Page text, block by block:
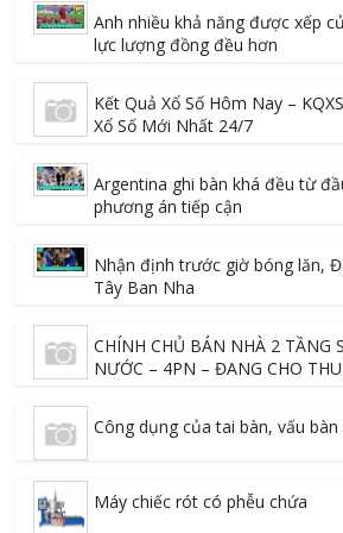
Anh nhiều khả năng được xếp
lực lượng đồng đều hơn
Kết Quả Xổ Số Hôm Nay –
Xổ Số Mới Nhất 24/7
Argentina ghi bàn khá đều từ
phương án tiếp cận
Nhận định trước giờ bóng lăn,
Tây Ban Nha
CHÍNH CHỦ BÁN NHÀ 2 TẦNG
NƯỚC – 4PN – ĐANG CHO
Công dụng của tai bàn, vấu bàn
Máy chiếc rót có phễu chứa